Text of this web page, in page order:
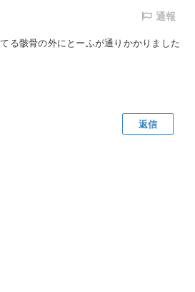
通報
る骸骨の外にとーふが通りかかりました
返信